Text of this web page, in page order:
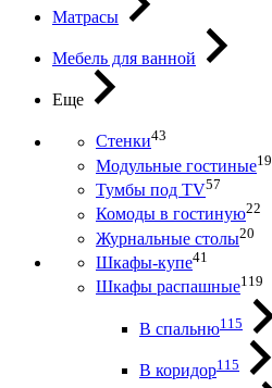
Матрасы
Мебель для ванной
Еще
Стенки43
Модульные гостиные19
Тумбы под ТV57
Комоды в гостиную22
Журнальные столы20
Шкафы-купе41
Шкафы распашные119
В спальню115
В коридор115